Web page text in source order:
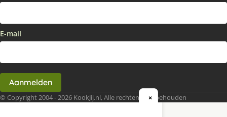
E-mail
Aanmelden
© Copyright 2004 - 2026 KookJij.nl, Alle rechten voorbehouden
×